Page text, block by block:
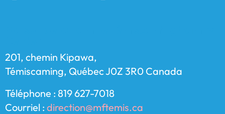
201, chemin Kipawa,
Témiscaming, Québec J0Z 3R0 Canada
Téléphone : 819 627-7018
Courriel : direction@mftemis.ca